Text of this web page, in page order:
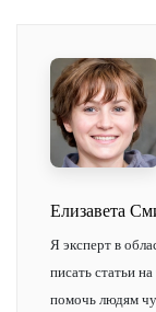
Елизавета
Я эксперт в
писать статьи
помочь людям